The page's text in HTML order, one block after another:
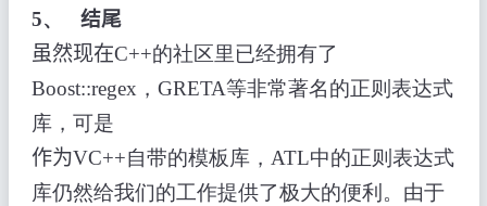
5、
结尾
虽然现在C++的社区里已经拥有了
Boost::regex，GRETA等非常著名的正则表达式
库，可是
作为VC++自带的模板库，ATL中的正则表达式
库仍然给我们的工作提供了极大的便利。由于